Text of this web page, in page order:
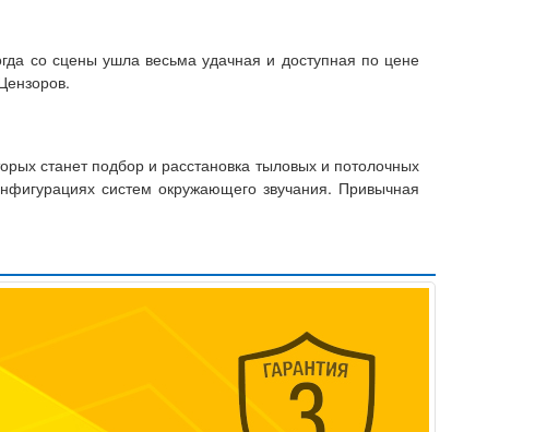
со сцены ушла весьма удачная и доступная по цене
станет подбор и расстановка тыловых и потолочных
систем окружающего звучания. Привычная